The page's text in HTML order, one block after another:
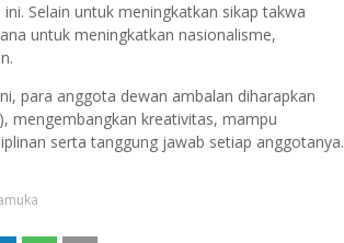
Selain untuk meningkatkan sikap takwa
untuk meningkatkan nasionalisme,
para anggota dewan ambalan diharapkan
mengembangkan kreativitas, mampu
serta tanggung jawab setiap anggotanya.